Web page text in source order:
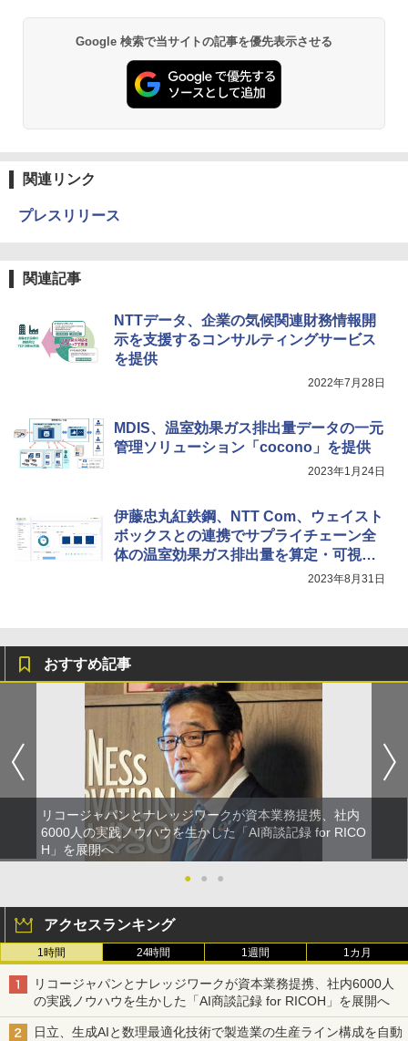
Google 検索で当サイトの記事を優先表示させる
関連リンク
プレスリリース
関連記事
NTTデータ、企業の気候関連財務情報開
示を支援するコンサルティングサービス
を提供
2022年7月28日
MDIS、温室効果ガス排出量データの一元
管理ソリューション「cocono」を提供
2023年1月24日
伊藤忠丸紅鉄鋼、NTT Com、ウェイスト
ボックスとの連携でサプライチェーン全
体の温室効果ガス排出量を算定・可視
化・分析するクラウドサービス「MIeCO
2023年8月31日
おすすめ記事
リコージャパンとナレッジワークが資本業務提携、社内
6000人の実践ノウハウを生かした「AI商談記録 for RICO
H」を展開へ
●
● ●
アクセスランキング
1時間 24時間 1週間 1カ月
リコージャパンとナレッジワークが資本業務提携、社内6000人
の実践ノウハウを生かした「AI商談記録 for RICOH」を展開へ
日立、生成AIと数理最適化技術で製造業の生産ライン構成を自動